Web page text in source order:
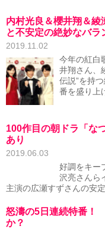
内村光良＆櫻井翔＆綾
と不安定の絶妙なバラ
2019.11.02
今年の紅白
井翔さん、
伝説”を持
番を盛り上
100作目の朝ドラ「な
あり
2019.06.03
好調をキー
沢亮さんら
主演の広瀬すずさんの安
怒濤の5日連続特番！
か？